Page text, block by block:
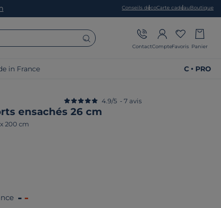
Conseils décoCarte cadeauBoutique
ContactCompteFavoris Panier
in France C • PRO
ensachés 26 cm
200 cm
4.9/5 - 7 avis